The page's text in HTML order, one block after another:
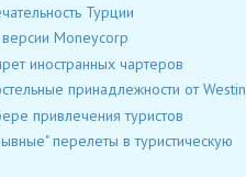
Турции
Moneycorp
иностранных чартеров
принадлежности от Westin
привлечения туристов
перелеты в туристическую